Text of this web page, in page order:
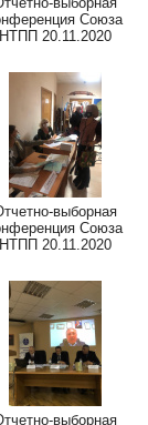
Союза
НТПП 20.11.2020
выборная
Союза
НТПП 20.11.2020
выборная